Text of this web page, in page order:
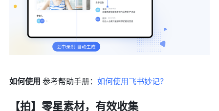
如何使用 参考帮助手册：如何使用飞书妙记？
【拍】零星素材，有效收集